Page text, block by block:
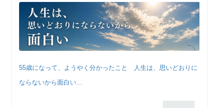
55歳になって、ようやく分かったこと 人生は、思いどおりに
ならないから面白い...